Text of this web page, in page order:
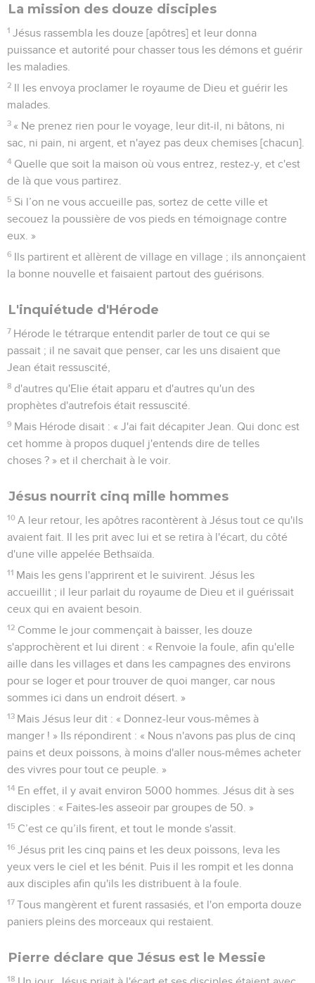
La mission des douze disciples
1 Jésus rassembla les douze [apôtres] et leur donna
puissance et autorité pour chasser tous les démons et guérir
les maladies.
2 Il les envoya proclamer le royaume de Dieu et guérir les
malades.
3 « Ne prenez rien pour le voyage, leur dit-il, ni bâtons, ni
sac, ni pain, ni argent, et n'ayez pas deux chemises [chacun].
4 Quelle que soit la maison où vous entrez, restez-y, et c'est
de là que vous partirez.
5 Si l’on ne vous accueille pas, sortez de cette ville et
secouez la poussière de vos pieds en témoignage contre
eux. »
6 Ils partirent et allèrent de village en village ; ils annonçaient
la bonne nouvelle et faisaient partout des guérisons.
L'inquiétude d'Hérode
7 Hérode le tétrarque entendit parler de tout ce qui se
passait ; il ne savait que penser, car les uns disaient que
Jean était ressuscité,
8 d'autres qu'Elie était apparu et d'autres qu'un des
prophètes d'autrefois était ressuscité.
9 Mais Hérode disait : « J'ai fait décapiter Jean. Qui donc est
cet homme à propos duquel j'entends dire de telles
choses ? » et il cherchait à le voir.
Jésus nourrit cinq mille hommes
10 A leur retour, les apôtres racontèrent à Jésus tout ce qu'ils
avaient fait. Il les prit avec lui et se retira à l'écart, du côté
d'une ville appelée Bethsaïda.
11 Mais les gens l'apprirent et le suivirent. Jésus les
accueillit ; il leur parlait du royaume de Dieu et il guérissait
ceux qui en avaient besoin.
12 Comme le jour commençait à baisser, les douze
s'approchèrent et lui dirent : « Renvoie la foule, afin qu'elle
aille dans les villages et dans les campagnes des environs
pour se loger et pour trouver de quoi manger, car nous
sommes ici dans un endroit désert. »
13 Mais Jésus leur dit : « Donnez-leur vous-mêmes à
manger ! » Ils répondirent : « Nous n'avons pas plus de cinq
pains et deux poissons, à moins d'aller nous-mêmes acheter
des vivres pour tout ce peuple. »
14 En effet, il y avait environ 5000 hommes. Jésus dit à ses
disciples : « Faites-les asseoir par groupes de 50. »
15 C’est ce qu’ils firent, et tout le monde s'assit.
16 Jésus prit les cinq pains et les deux poissons, leva les
yeux vers le ciel et les bénit. Puis il les rompit et les donna
aux disciples afin qu'ils les distribuent à la foule.
17 Tous mangèrent et furent rassasiés, et l'on emporta douze
paniers pleins des morceaux qui restaient.
Pierre déclare que Jésus est le Messie
18